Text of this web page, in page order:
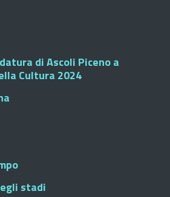
di Ascoli Piceno a
Cultura 2024
stadi